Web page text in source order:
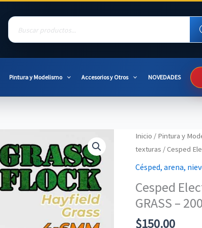
Products
search
Pintura y Modelismo Accesorios y Otros NOVEDADES
Inicio / Pintura y
texturas / Cesped
Césped, arena,
Cesped
GRASS –
$150.00